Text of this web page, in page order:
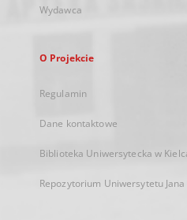
Wydawca
O Projekcie
Regulamin
Dane kontaktowe
Biblioteka Uniwersytecka w
Repozytorium Uniwersytetu